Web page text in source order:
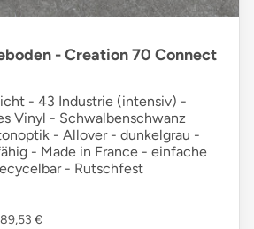
- Creation 70 Connect
- 43 Industrie (intensiv) -
Vinyl - Schwalbenschwanz
- Allover - dunkelgrau -
- Made in France - einfache
- Rutschfest
€